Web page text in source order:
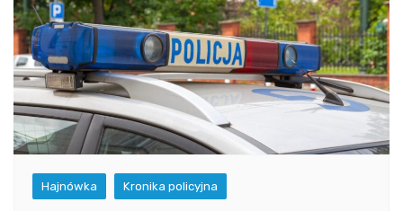
Hajnówka Kronika policyjna